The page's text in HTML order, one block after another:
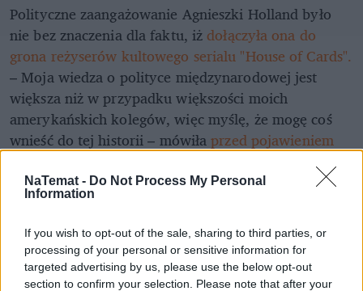
NaTemat - Do Not Process My Personal
Information
If you wish to opt-out of the sale, sharing to third parties, or
processing of your personal or sensitive information for
targeted advertising by us, please use the below opt-out
section to confirm your selection. Please note that after your
Polityczne zaangażowanie Agnieszki Holland było
nie bez znaczenia dla faktu, iż dołączyła ona do
grona reżyserów kultowego serialu "House of Cards".
– Moja wiedza o polityce międzynarodowej jest
większa niż w przypadku większości moich
amerykańskich kolegów, więc myślę, że mogę coś
wnieść do tej historii – mówiłaprzed pojawieniem
Napisz do autora: jakub.noch@natemat.pl
Nie przegap żadnej ważnej wiadomości i
obserwuj nas w Google News!